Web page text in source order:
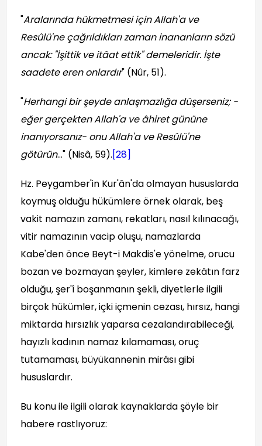
"Aralarında hükmetmesi için Allah'a ve
Resûlü'ne çağrıldıkları zaman inananların sözü
ancak: "İşittik ve itâat ettik" demeleridir. İşte
saadete eren onlardır" (Nûr, 51).
"Herhangi bir şeyde anlaşmazlığa düşerseniz; -
eğer gerçekten Allah'a ve âhiret gününe
inanıyorsanız- onu Allah'a ve Resûlü'ne
götürün..." (Nisâ, 59).[28]
Hz. Peygamber'in Kur'ân'da olmayan hususlarda
koymuş olduğu hükümlere örnek olarak, beş
vakit namazın zamanı, rekatları, nasıl kılınacağı,
vitir namazının vacip oluşu, namazlarda
Kabe'den önce Beyt-i Makdis'e yönelme, orucu
bozan ve bozmayan şeyler, kimlere zekâtın farz
olduğu, şer'î boşanmanın şekli, diyetlerle ilgili
birçok hükümler, içki içmenin cezası, hırsız, hangi
miktarda hırsızlık yaparsa cezalandırabileceği,
hayızlı kadının namaz kılamaması, oruç
tutamaması, büyükannenin mirâsı gibi
hususlardır.
Bu konu ile ilgili olarak kaynaklarda şöyle bir
habere rastlıyoruz: